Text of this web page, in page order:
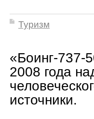
Туризм
«Боинг-737-
2008 года
источники.